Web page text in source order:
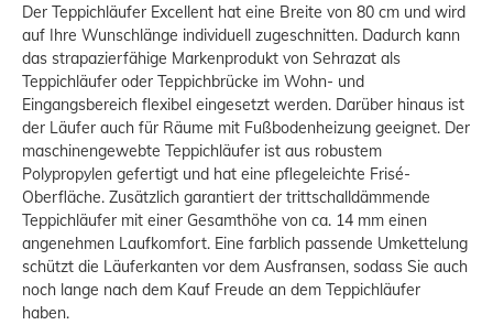
Der Teppichläufer Excellent hat eine Breite von 80 cm und wird
auf Ihre Wunschlänge individuell zugeschnitten. Dadurch kann
das strapazierfähige Markenprodukt von Sehrazat als
Teppichläufer oder Teppichbrücke im Wohn- und
Eingangsbereich flexibel eingesetzt werden. Darüber hinaus ist
der Läufer auch für Räume mit Fußbodenheizung geeignet. Der
maschinengewebte Teppichläufer ist aus robustem
Polypropylen gefertigt und hat eine pflegeleichte Frisé-
Oberfläche. Zusätzlich garantiert der trittschalldämmende
Teppichläufer mit einer Gesamthöhe von ca. 14 mm einen
angenehmen Laufkomfort. Eine farblich passende Umkettelung
schützt die Läuferkanten vor dem Ausfransen, sodass Sie auch
noch lange nach dem Kauf Freude an dem Teppichläufer
haben.